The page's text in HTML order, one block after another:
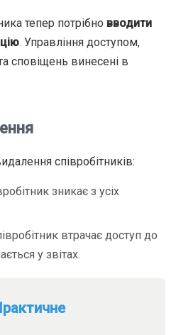
тепер потрібно вводити
. Управління доступом,
сповіщень винесені в
співробітників:
зникає з усіх
втрачає доступ до
у звітах.